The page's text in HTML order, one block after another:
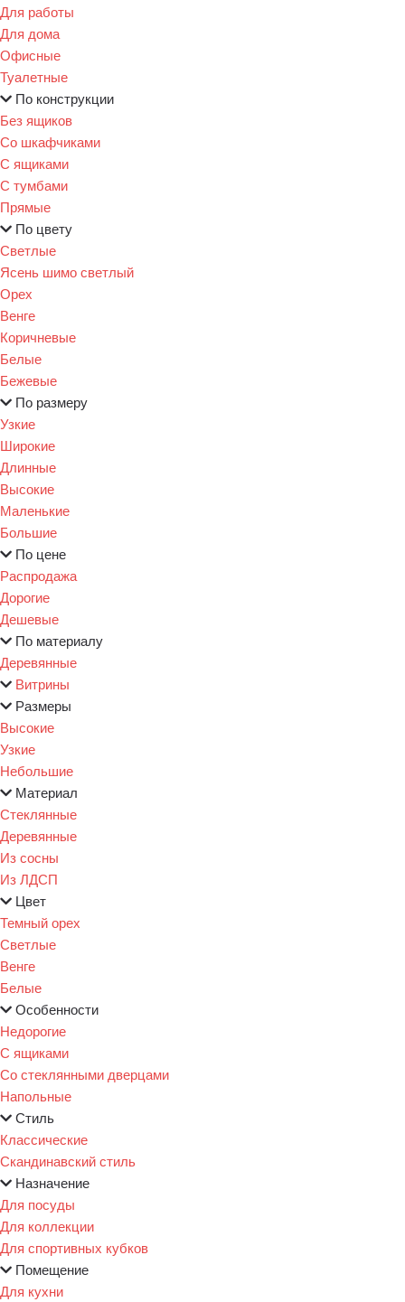
Для работы
Для дома
Офисные
Туалетные
По конструкции
Без ящиков
Со шкафчиками
С ящиками
С тумбами
Прямые
По цвету
Светлые
Ясень шимо светлый
Орех
Венге
Коричневые
Белые
Бежевые
По размеру
Узкие
Широкие
Длинные
Высокие
Маленькие
Большие
По цене
Распродажа
Дорогие
Дешевые
По материалу
Деревянные
Витрины
Размеры
Высокие
Узкие
Небольшие
Материал
Стеклянные
Деревянные
Из сосны
Из ЛДСП
Цвет
Темный орех
Светлые
Венге
Белые
Особенности
Недорогие
С ящиками
Со стеклянными дверцами
Напольные
Стиль
Классические
Скандинавский стиль
Назначение
Для посуды
Для коллекции
Для спортивных кубков
Помещение
Для кухни